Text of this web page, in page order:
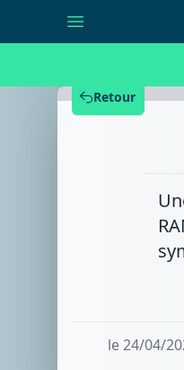
Retour
le 24/04/